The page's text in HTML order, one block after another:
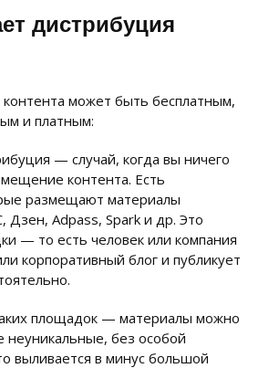
дистрибуция
контента может быть бесплатным,
и платным:
— случай, когда вы ничего
контента. Есть
размещают материалы
Дзен, Adpass, Spark и др. Это
— то есть человек или компания
корпоративный блог и публикует
площадок — материалы можно
неуникальные, без особой
выливается в минус большой